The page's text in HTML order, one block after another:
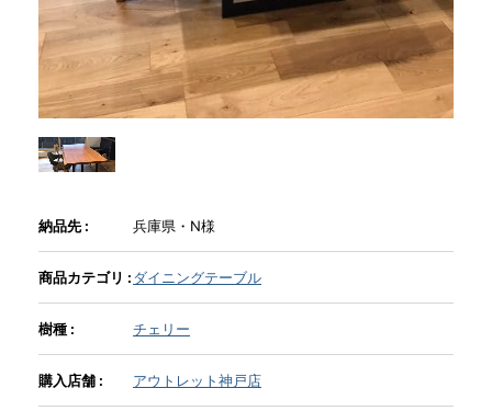
全商品一覧
新入荷情報
納品事例
INFORMATION
MOKUBA CHANNEL
よくあるご質問
納品先 : 兵庫県・N様
商品カテゴリ :ダイニングテーブル
樹種 : チェリー
購入店舗 : アウトレット神戸店